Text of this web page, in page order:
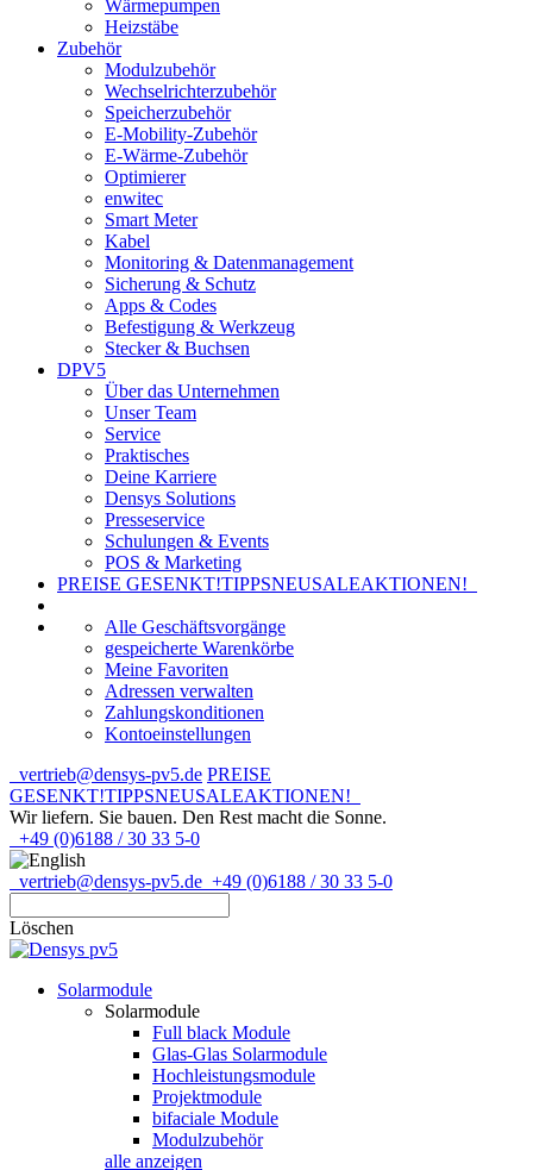
Wärmepumpen
Heizstäbe
Zubehör
Modulzubehör
Wechselrichterzubehör
Speicherzubehör
E-Mobility-Zubehör
E-Wärme-Zubehör
Optimierer
enwitec
Smart Meter
Kabel
Monitoring & Datenmanagement
Sicherung & Schutz
Apps & Codes
Befestigung & Werkzeug
Stecker & Buchsen
DPV5
Über das Unternehmen
Unser Team
Service
Praktisches
Deine Karriere
Densys Solutions
Presseservice
Schulungen & Events
POS & Marketing
PREISE GESENKT!TIPPSNEUSALEAKTIONEN!
Alle Geschäftsvorgänge
gespeicherte Warenkörbe
Meine Favoriten
Adressen verwalten
Zahlungskonditionen
Kontoeinstellungen
vertrieb@densys-pv5.de PREISE
GESENKT!TIPPSNEUSALEAKTIONEN!
Wir liefern. Sie bauen. Den Rest macht die Sonne.
+49 (0)6188 / 30 33 5-0
vertrieb@densys-pv5.de +49 (0)6188 / 30 33 5-0
Löschen
Solarmodule
Solarmodule
Full black Module
Glas-Glas Solarmodule
Hochleistungsmodule
Projektmodule
bifaciale Module
Modulzubehör
alle anzeigen